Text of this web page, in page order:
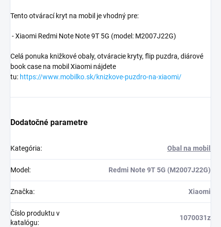
Tento otvárací kryt na mobil je vhodný pre:
- Xiaomi Redmi Note Note 9T 5G (model: M2007J22G)
Celá ponuka knižkové obaly, otváracie kryty, flip puzdra, diárové
book case na mobil Xiaomi nájdete
tu: https://www.mobilko.sk/knizkove-puzdro-na-xiaomi/
Dodatočné parametre
Kategória: Obal na mobil
Model : Redmi Note 9T 5G (M2007J22G)
Značka: Xiaomi
Číslo produktu v
katalógu:
1070031z